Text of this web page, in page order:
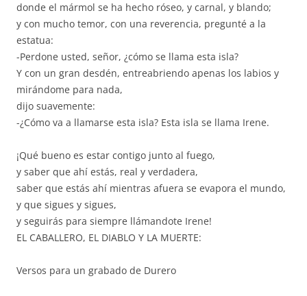
donde el mármol se ha hecho róseo, y carnal, y blando;
y con mucho temor, con una reverencia, pregunté a la
estatua:
-Perdone usted, señor, ¿cómo se llama esta isla?
Y con un gran desdén, entreabriendo apenas los labios y
mirándome para nada,
dijo suavemente:
-¿Cómo va a llamarse esta isla? Esta isla se llama Irene.
¡Qué bueno es estar contigo junto al fuego,
y saber que ahí estás, real y verdadera,
saber que estás ahí mientras afuera se evapora el mundo,
y que sigues y sigues,
y seguirás para siempre llámandote Irene!
EL CABALLERO, EL DIABLO Y LA MUERTE:
Versos para un grabado de Durero